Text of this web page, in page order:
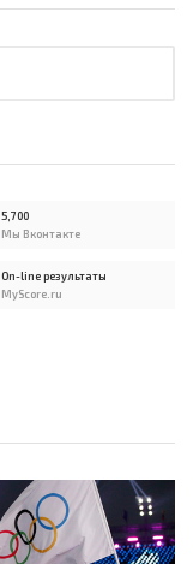
5,700
Мы Вконтакте
On-line результаты
MyScore.ru